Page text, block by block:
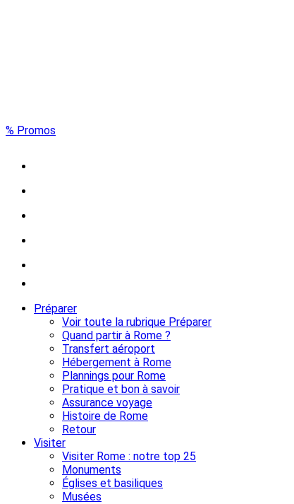
% Promos
Préparer
Voir toute la rubrique Préparer
Quand partir à Rome ?
Transfert aéroport
Hébergement à Rome
Plannings pour Rome
Pratique et bon à savoir
Assurance voyage
Histoire de Rome
Retour
Visiter
Visiter Rome : notre top 25
Monuments
Églises et basiliques
Musées